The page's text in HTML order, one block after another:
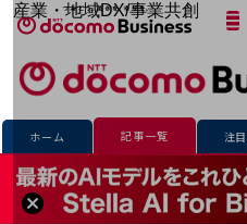
産業・地域DX/事業共創
OPEN HUB for Plural Futures
自律・分散・協調型社会の実現を目指
「社会可能性」を探究・実装する事業
OPEN HUB for Plural Futuresとは
イベント/ウェビナー
記事コンテンツ
プレイヤー(カタリスト/パートナ
事例
Smart World
サイト内検索
開く
メニュー
開く
フリーワードを入力して探す
ホーム 記事一覧 注